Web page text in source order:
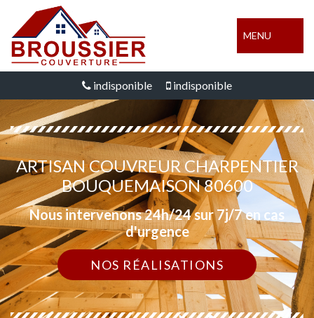
MENU
indisponible indisponible
ARTISAN COUVREUR CHARPENTIER
BOUQUEMAISON 80600
Nous intervenons 24h/24 sur 7j/7 en cas
d'urgence
NOS RÉALISATIONS